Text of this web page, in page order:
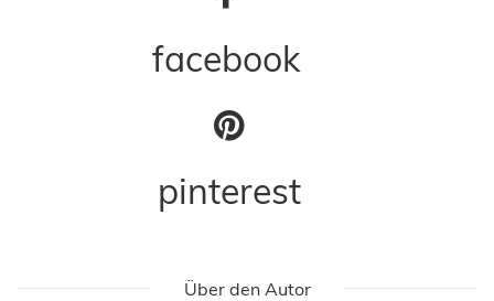
facebook
pinterest
Über den Autor